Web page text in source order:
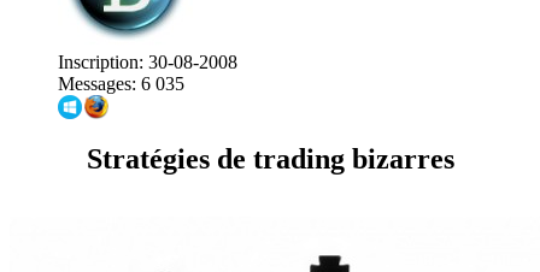
Inscription: 30-08-2008
Messages: 6 035
Stratégies de trading bizarres